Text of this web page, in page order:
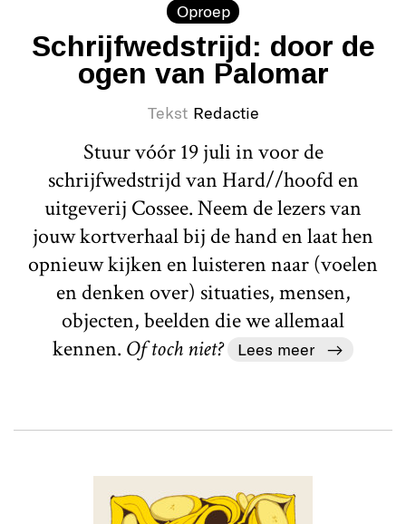
Oproep
Schrijfwedstrijd: door de
ogen van Palomar
Tekst Redactie
Stuur vóór 19 juli in voor de
schrijfwedstrijd van Hard//hoofd en
uitgeverij Cossee. Neem de lezers van
jouw kortverhaal bij de hand en laat hen
opnieuw kijken en luisteren naar (voelen
en denken over) situaties, mensen,
objecten, beelden die we allemaal
kennen. Of toch niet? Lees meer